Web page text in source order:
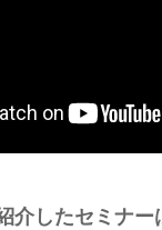
介したセミナ